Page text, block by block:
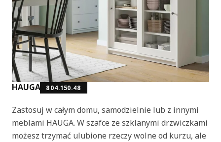
HAUGA 804.150.48
Zastosuj w całym domu, samodzielnie lub z innymi
meblami HAUGA. W szafce ze szklanymi drzwiczkami
możesz trzymać ulubione rzeczy wolne od kurzu, ale